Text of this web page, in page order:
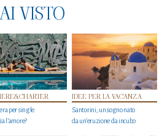
VISTO
per single
l’amore?
IDEE PER LA VACANZA
Santorini, un sogno nato
da un’eruzione da incubo